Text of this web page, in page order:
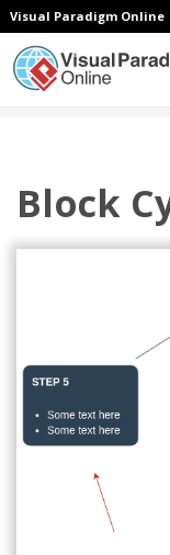
Visual Paradigm Online
Block